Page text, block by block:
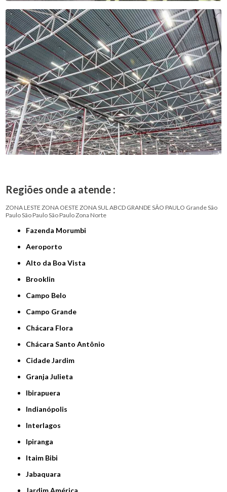
Regiões onde a atende :
ZONA LESTE ZONA OESTE ZONA SULABCD GRANDE SÃO PAULO Grande São
PauloSão PauloSão PauloZona Norte
Fazenda Morumbi
Aeroporto
Alto da Boa Vista
Brooklin
Campo Belo
Campo Grande
Chácara Flora
Chácara Santo Antônio
Cidade Jardim
Granja Julieta
Ibirapuera
Indianópolis
Interlagos
Ipiranga
Itaim Bibi
Jabaquara
Jardim América